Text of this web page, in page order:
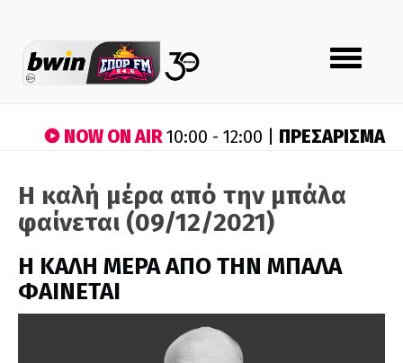
Toggle
navigation
NOW ON AIR10:00 - 12:00 | ΠΡΕΣΑΡΙΣΜΑ
Η καλή μέρα από την μπάλα
φαίνεται (09/12/2021)
H ΚΑΛΗ ΜΕΡΑ ΑΠΟ ΤΗΝ ΜΠΑΛΑ
ΦΑΙΝΕΤΑΙ